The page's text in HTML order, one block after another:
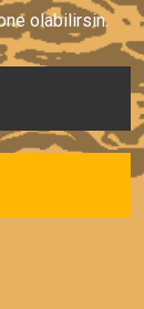
olabilirsin.